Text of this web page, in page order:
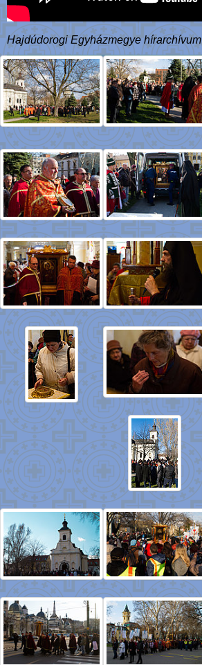
Hajdúdorogi Egyházmegye hírarchívum